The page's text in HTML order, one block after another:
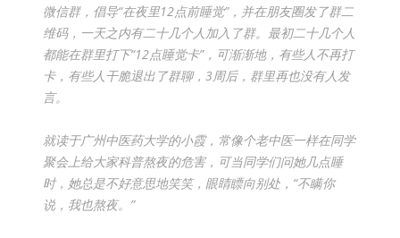
微信群，倡导“在夜里12点前睡觉”，并在朋友圈发了群二
维码，一天之内有二十几个人加入了群。最初二十几个人
都能在群里打下“12点睡觉卡”，可渐渐地，有些人不再打
卡，有些人干脆退出了群聊，3周后，群里再也没有人发
言。
就读于广州中医药大学的小霞，常像个老中医一样在同学
聚会上给大家科普熬夜的危害，可当同学们问她几点睡
时，她总是不好意思地笑笑，眼睛瞟向别处，“不瞒你
说，我也熬夜。”